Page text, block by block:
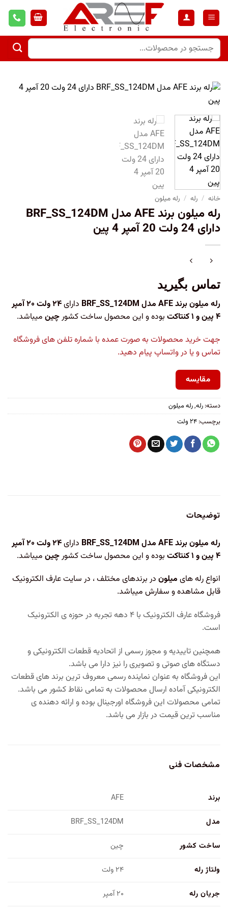
خانه / رله / رله میلون
رله میلون برند AFE مدل BRF_SS_124DM
دارای 24 ولت 20 آمپر 4 پین
تماس بگیرید
رله میلون برند AFE مدل BRF_SS_124DM دارای
۲۴ ولت ۲۰ آمپر
۴ پین و ۱ کنتاکت
بوده و این محصول ساخت کشورچین میباشد.
جهت خرید محصولات به صورت عمده با شماره تلفن های فروشگاه
تماس و یا در واتساپ پیام دهید.
مقایسه
دسته: رله,رله میلون
برچسب: ۲۴ ولت
توضیحات
رله میلون برند AFE مدل BRF_SS_124DM دارای
۲۴ ولت ۲۰ آمپر
۴ پین و ۱ کنتاکت
بوده و این محصول ساخت کشورچین میباشد.
انواع رله های میلون در برندهای مختلف ، در سایت عارف الکترونیک
قابل مشاهده و سفارش میباشد.
فروشگاه عارف الکترونیک با ۴ دهه تجربه در حوزه ی الکترونیک
است.
همچنین تاییدیه و مجوز رسمی از اتحادیه قطعات الکترونیکی و
دستگاه های صوتی و تصویری را نیز دارا می باشد.
این فروشگاه به عنوان نماینده رسمی معروف ترین برند های قطعات
الکترونیکی آماده ارسال محصولات به تمامی نقاط کشور می باشد.
تمامی محصولات این فروشگاه اورجینال بوده و ارائه دهنده ی
مناسب ترین قیمت در بازار می باشد.
مشخصات فنی
برند AFE
مدل BRF_SS_124DM
ساخت کشور چین
ولتاژ رله ۲۴ ولت
جریان رله ۲۰ آمپر